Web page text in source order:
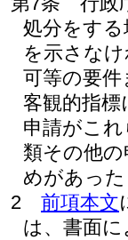
処分をす
を示さな
可等の要
客観的指
申請がこ
類その他
めがあっ
2
前項本文
は、書面